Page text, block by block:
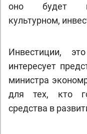
оно будет в
культурном,
Инвестиции,
интересует
министра
для тех, кто
средства в